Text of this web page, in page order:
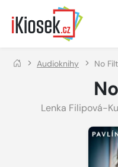
Přejít na hlavní obsah
Audioknihy No
Lenka Filipová-